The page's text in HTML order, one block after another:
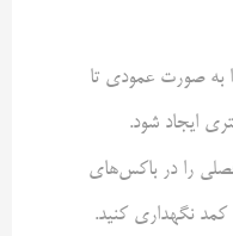
به صورت عمودی تا
ایجاد شود.
را در باکس‌های
کمد نگهداری کنید.